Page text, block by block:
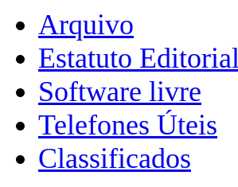
Arquivo
Estatuto Editorial
Software livre
Telefones Úteis
Classificados